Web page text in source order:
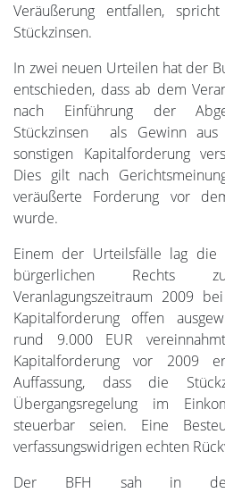
Veräußerung entfallen,
Stückzinsen.
In zwei neuen Urteilen hat der
entschieden, dass ab dem
nach Einführung der
Stückzinsen als Gewinn
sonstigen Kapitalforderung
Dies gilt nach
veräußerte Forderung vor
wurde.
Einem der Urteilsfälle lag die
bürgerlichen Rechts
Veranlagungszeitraum 2009
Kapitalforderung offen
rund 9.000 EUR
Kapitalforderung vor 2009
Auffassung, dass die
Übergangsregelung im
steuerbar seien. Eine
verfassungswidrigen echten
Der BFH sah in den